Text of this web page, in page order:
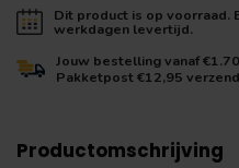
Dit product is op voorraad.
werkdagen levertijd.
Jouw bestelling vanaf
Pakketpost €12,95
Productomschrijving